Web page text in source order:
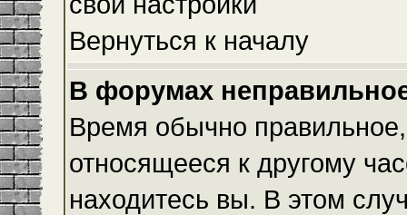
Вернуться к началу
В форумах
Время обычно
относящееся к другому
находитесь вы. В этом